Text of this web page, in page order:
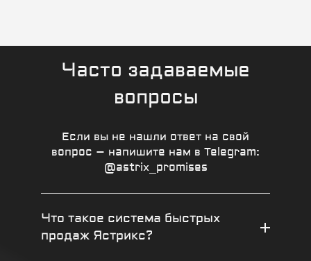
Часто задаваемые
вопросы
Если вы не нашли ответ на свой
вопрос – напишите нам в Telegram:
@astrix_promises
Что такое система быстрых
продаж Ястрикс?